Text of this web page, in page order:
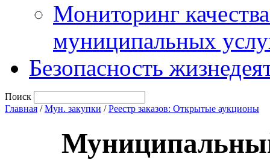
Мониторинг
муниципальных
Безопасность
Поиск
Главная /Мун. закупки /Реестр заказов: Открытые аукционы